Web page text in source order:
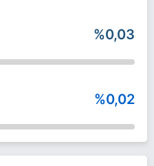
%0,03
%0,02